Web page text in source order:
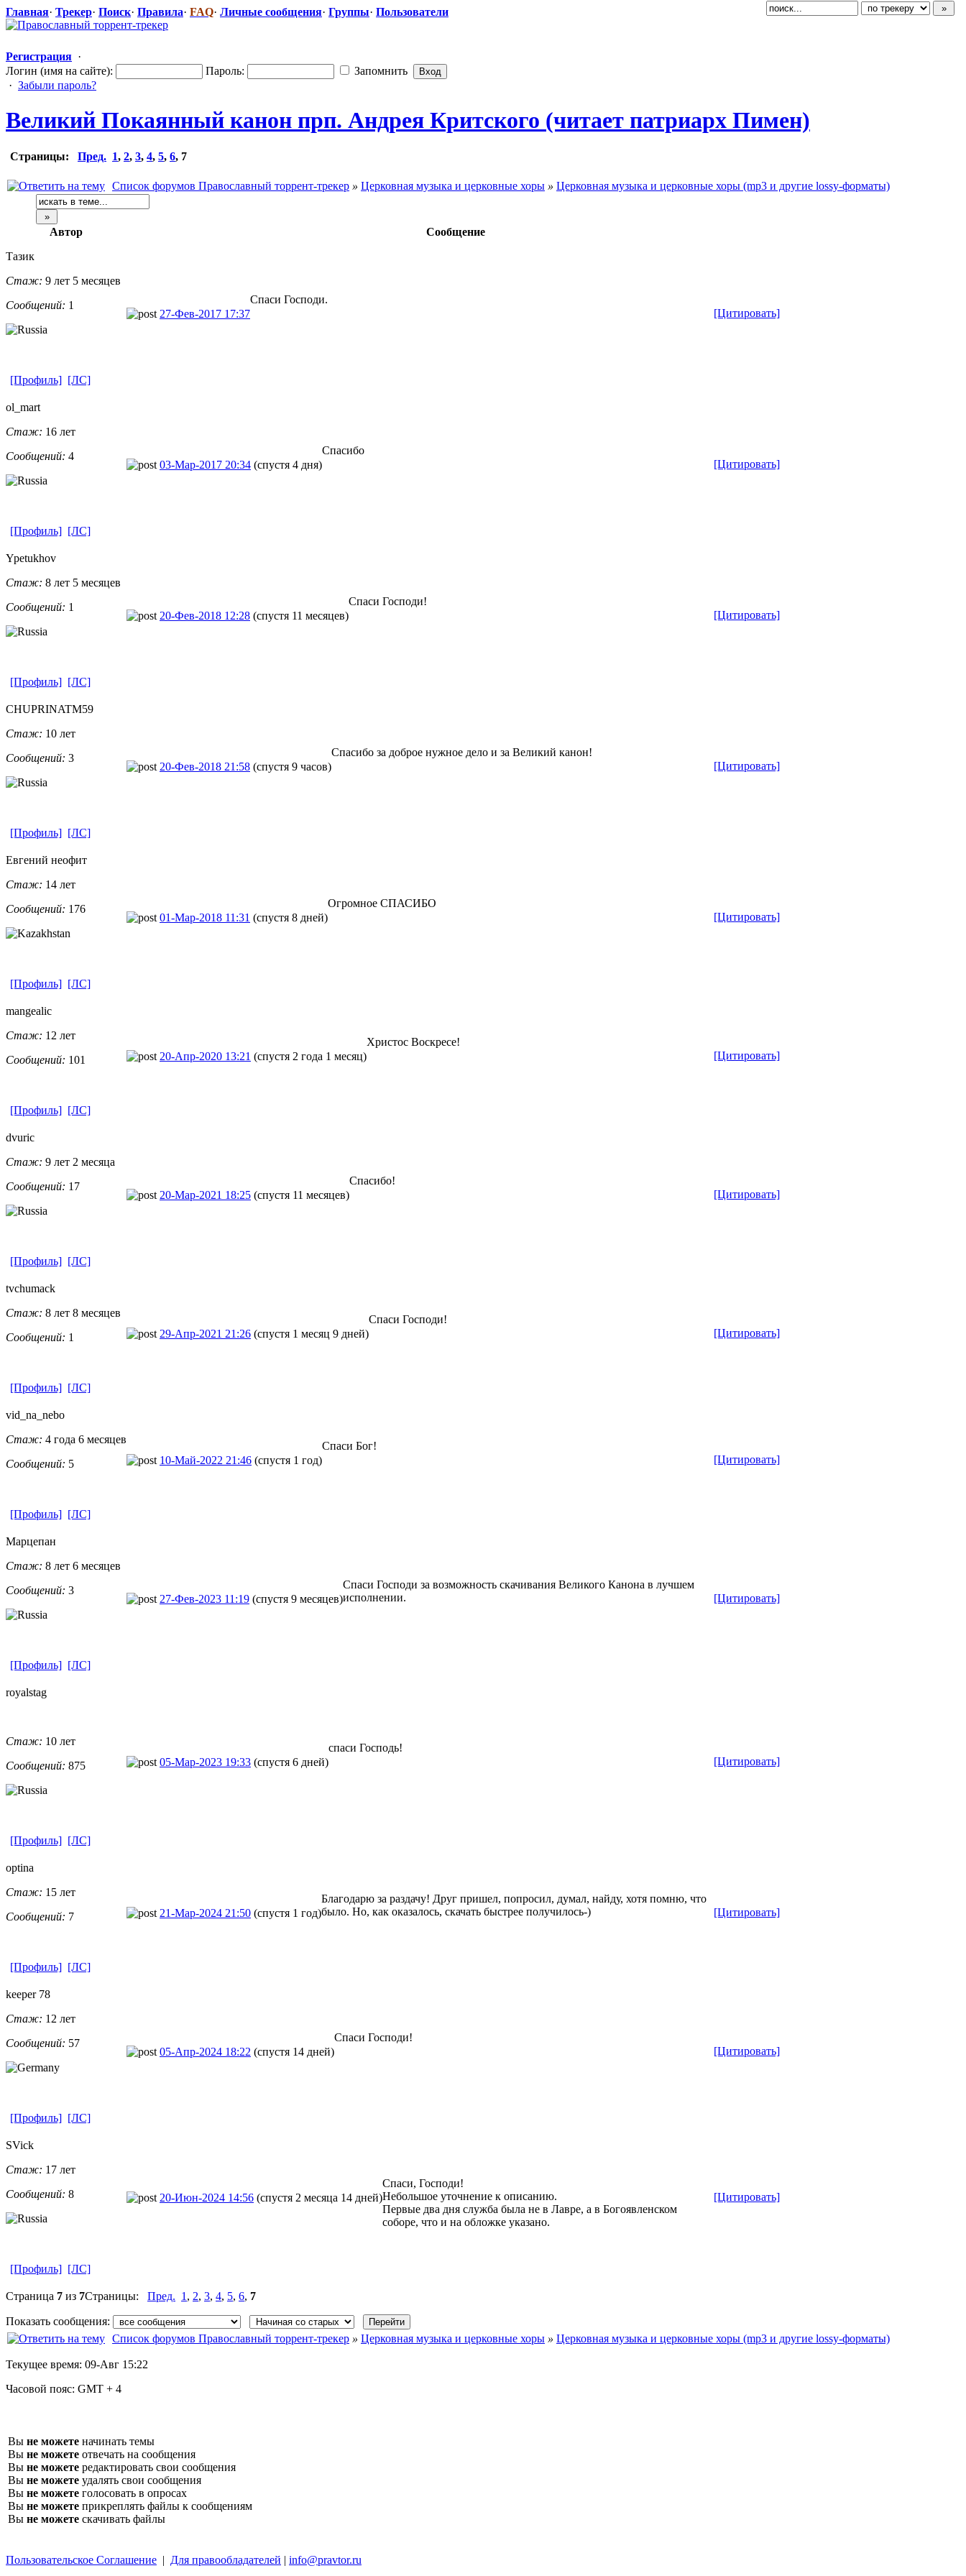
Главная· Трекер· Поиск· Правила· FAQ· Личные сообщения· Группы· Пользователи
Регистрация ·
Логин (имя на сайте):
Пароль:
Запомнить
· Забыли пароль?
Великий Покаянный канон прп. Андрея Критского (читает патриарх Пимен)
Страницы: Пред. 1, 2, 3, 4, 5, 6, 7
Список форумов Православный торрент-трекер » Церковная музыка и церковные хоры » Церковная музыка и церковные хоры (mp3 и другие lossy-форматы)
Автор
Сообщение
Тазик
Стаж: 9 лет 5 месяцев
Сообщений: 1
27-Фев-2017 17:37 [Цитировать]
Спаси Господи.
[Профиль] [ЛС]
ol_mart
Стаж: 16 лет
Сообщений: 4
03-Мар-2017 20:34 (спустя 4 дня) [Цитировать]
Спасибо
[Профиль] [ЛС]
Ypetukhov
Стаж: 8 лет 5 месяцев
Сообщений: 1
20-Фев-2018 12:28 (спустя 11 месяцев) [Цитировать]
Спаси Господи!
[Профиль] [ЛС]
CHUPRINATM59
Стаж: 10 лет
Сообщений: 3
20-Фев-2018 21:58 (спустя 9 часов) [Цитировать]
Спасибо за доброе нужное дело и за Великий канон!
[Профиль] [ЛС]
Евгений неофит
Стаж: 14 лет
Сообщений: 176
01-Мар-2018 11:31 (спустя 8 дней) [Цитировать]
Огромное СПАСИБО
[Профиль] [ЛС]
mangealic
Стаж: 12 лет
Сообщений: 101 20-Апр-2020 13:21 (спустя 2 года 1 месяц) [Цитировать]
Христос Воскресе!
[Профиль] [ЛС]
dvuric
Стаж: 9 лет 2 месяца
Сообщений: 17
20-Мар-2021 18:25 (спустя 11 месяцев) [Цитировать]
Спасибо!
[Профиль] [ЛС]
tvchumack
Стаж: 8 лет 8 месяцев
Сообщений: 1 29-Апр-2021 21:26 (спустя 1 месяц 9 дней) [Цитировать]
Спаси Господи!
[Профиль] [ЛС]
vid_na_nebo
Стаж: 4 года 6 месяцев
Сообщений: 5 10-Май-2022 21:46 (спустя 1 год) [Цитировать]
Спаси Бог!
[Профиль] [ЛС]
Марцепан
Стаж: 8 лет 6 месяцев
Сообщений: 3
27-Фев-2023 11:19 (спустя 9 месяцев) [Цитировать]
Спаси Господи за возможность скачивания Великого Канона в лучшем
исполнении.
[Профиль] [ЛС]
royalstag
Стаж: 10 лет
Сообщений: 875 05-Мар-2023 19:33 (спустя 6 дней) [Цитировать]
спаси Господь!
[Профиль] [ЛС]
optina
Стаж: 15 лет
Сообщений: 7 21-Мар-2024 21:50 (спустя 1 год) [Цитировать]
Благодарю за раздачу! Друг пришел, попросил, думал, найду, хотя помню, что
было. Но, как оказалось, скачать быстрее получилось-)
[Профиль] [ЛС]
keeper 78
Стаж: 12 лет
Сообщений: 57
05-Апр-2024 18:22 (спустя 14 дней) [Цитировать]
Спаси Господи!
[Профиль] [ЛС]
SVick
Стаж: 17 лет
Сообщений: 8 20-Июн-2024 14:56 (спустя 2 месяца 14 дней) [Цитировать]
Спаси, Господи!
Небольшое уточнение к описанию.
Первые два дня служба была не в Лавре, а в Богоявленском
соборе, что и на обложке указано.
[Профиль] [ЛС]
Страница 7 из 7Страницы: Пред. 1 , 2, 3, 4, 5, 6, 7
Показать сообщения:
Список форумов Православный торрент-трекер » Церковная музыка и церковные хоры » Церковная музыка и церковные хоры (mp3 и другие lossy-форматы)
Текущее время: 09-Авг 15:22
Часовой пояс: GMT + 4
Вы не можете начинать темы
Вы не можете отвечать на сообщения
Вы не можете редактировать свои сообщения
Вы не можете удалять свои сообщения
Вы не можете голосовать в опросах
Вы не можете прикреплять файлы к сообщениям
Вы не можете скачивать файлы
Пользовательское Соглашение | Для правообладателей | info@pravtor.ru